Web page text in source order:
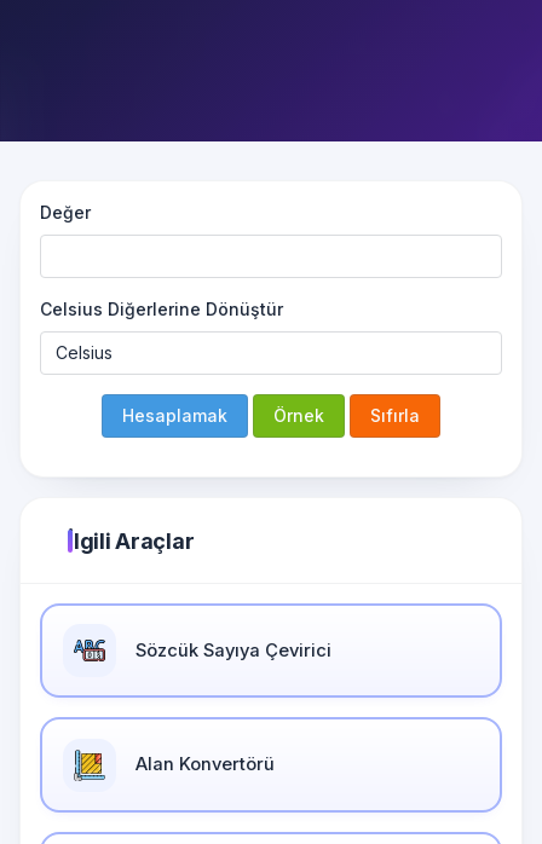
Değer
Celsius Diğerlerine Dönüştür
Hesaplamak Örnek Sıfırla
İlgili Araçlar
Sözcük Sayıya Çevirici
Alan Konvertörü